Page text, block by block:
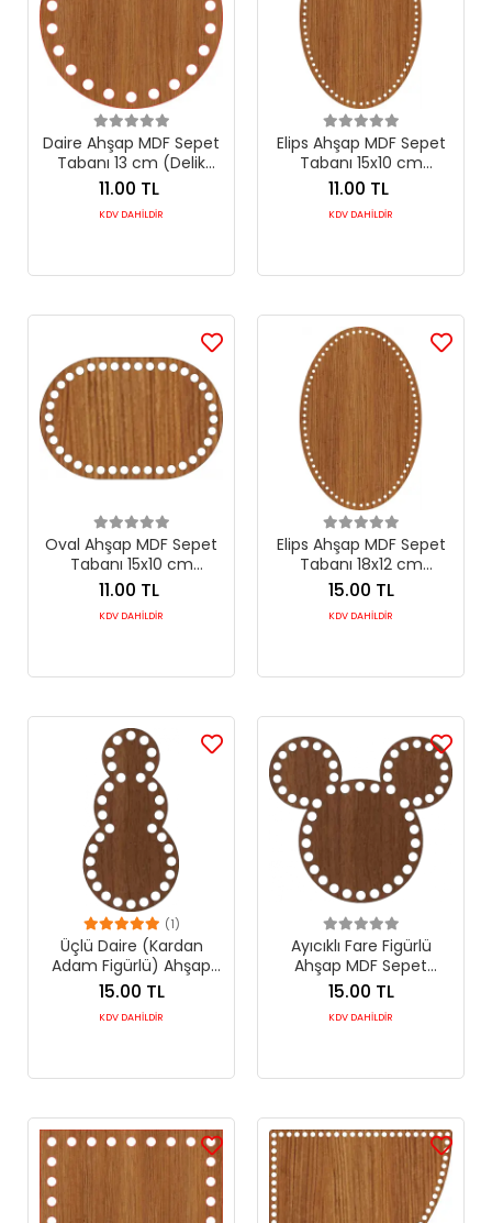
Daire Ahşap MDF Sepet
Tabanı 13 cm (Delik
Çapı 8 mm)
11.00 TL
KDV DAHİLDİR
Elips Ahşap MDF Sepet
Tabanı 15x10 cm
(Seçilebilir Delik Çapı)
11.00 TL
KDV DAHİLDİR
Oval Ahşap MDF Sepet
Tabanı 15x10 cm
(Seçilebilir Delik Çapı)
11.00 TL
KDV DAHİLDİR
Elips Ahşap MDF Sepet
Tabanı 18x12 cm
(Seçilebilir Delik Çapı)
15.00 TL
KDV DAHİLDİR
(1)
Üçlü Daire (Kardan
Adam Figürlü) Ahşap
MDF Sepet Tabanı 21x11
15.00 TL
KDV DAHİLDİR
Ayıcıklı Fare Figürlü
Ahşap MDF Sepet
Tabanı 16x14 cm (Delik
15.00 TL
KDV DAHİLDİR